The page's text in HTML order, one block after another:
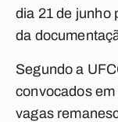
dia 21 de junho
da
Segundo a
convocados
vagas